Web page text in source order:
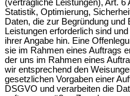
(vertragliche Leistungen), Art.
Statistik, Optimierung,
Daten, die zur Begründung und
Leistungen erforderlich sind
ihrer Angabe hin. Eine
sie im Rahmen eines Auftrags
der uns im Rahmen eines
wir entsprechend den
gesetzlichen Vorgaben einer
DSGVO und verarbeiten die